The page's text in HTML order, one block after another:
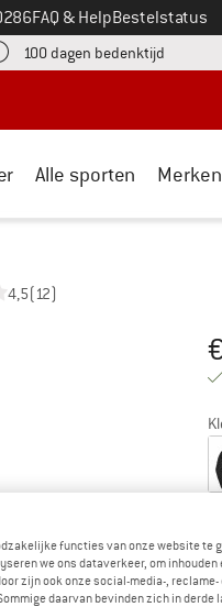
FAQ & HelpBestelstatus
in een infovak
100 dagen bedenktijd Vind
Alle sporten Merken
4,5(12)
€
functies van onze website te
we ons dataverkeer, om inhouden
zijn ook onze social-media-, reclame-
daarvan bevinden zich in derde